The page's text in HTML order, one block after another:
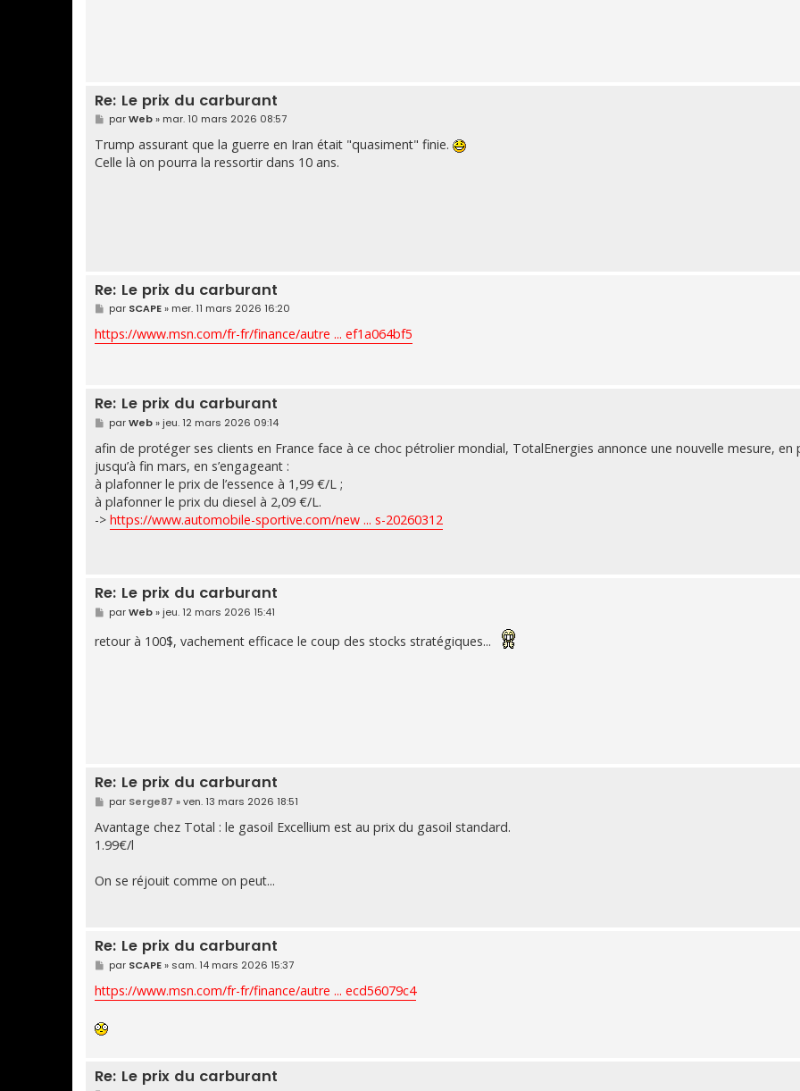
Re: Le prix du carburant
M
e
s
s
a
parWeb» mar. 10 mars 2026 08:57
Trump assurant que la guerre en Iran était "quasiment" finie.
Celle là on pourra la ressortir dans 10 ans.
Re: Le prix du carburant
M
e
s
s
par SCAPE» mer. 11 mars 2026 16:20
https://www.msn.com/fr-fr/finance/autre ... ef1a064bf5
Re: Le prix du carburant
M
e
s
s
a
g
e
parWeb» jeu. 12 mars 2026 09:14
afin de protéger ses clients en France face à ce choc pétrolier mondial, TotalEnergies annonce une nouvelle mesure, en
jusqu’à fin mars, en s’engageant :
à plafonner le prix de l’essence à 1,99 €/L ;
à plafonner le prix du diesel à 2,09 €/L.
-> https://www.automobile-sportive.com/new ... s-20260312
Re: Le prix du carburant
M
e
s
s
parWeb» jeu. 12 mars 2026 15:41
retour à 100$, vachement efficace le coup des stocks stratégiques...
Re: Le prix du carburant
M
e
s
s
a
par Serge87 »ven. 13 mars 2026 18:51
Avantage chez Total : le gasoil Excellium est au prix du gasoil standard.
1.99€/l
On se réjouit comme on peut...
Re: Le prix du carburant
M
e
s
s
g
e
par SCAPE» sam. 14 mars 2026 15:37
https://www.msn.com/fr-fr/finance/autre ... ecd56079c4
Re: Le prix du carburant